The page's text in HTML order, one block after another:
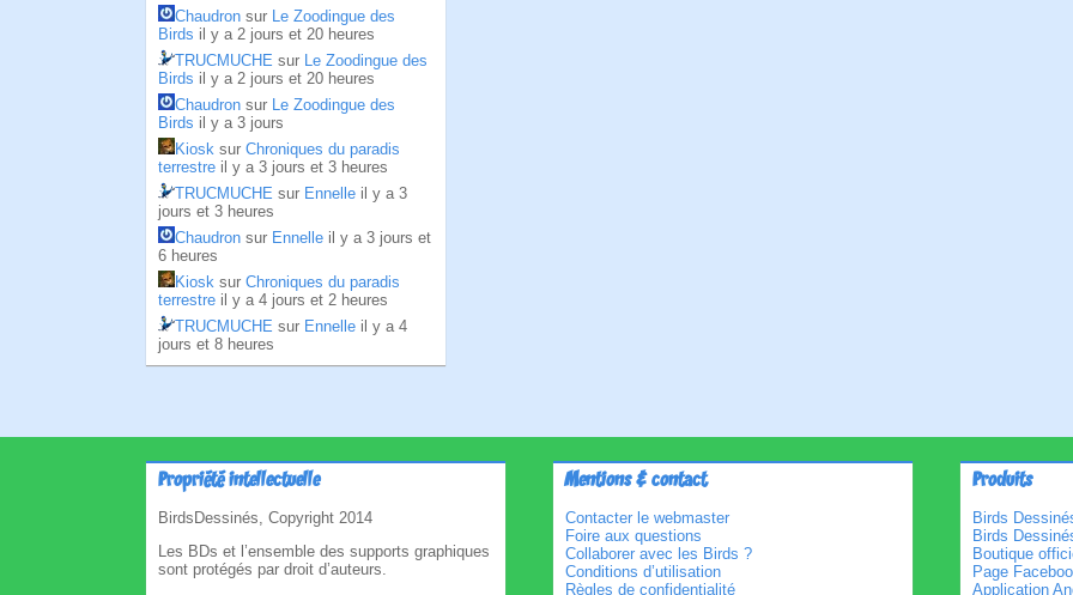
Chaudron sur Le Zoodingue des
Birds il y a 2 jours et 20 heures
TRUCMUCHE sur Le Zoodingue des
Birds il y a 2 jours et 20 heures
Chaudron sur Le Zoodingue des
Birds il y a 3 jours
Kiosk sur Chroniques du paradis
terrestre il y a 3 jours et 3 heures
TRUCMUCHE sur Ennelle il y a 3
jours et 3 heures
Chaudron sur Ennelle il y a 3 jours et
6 heures
Kiosk sur Chroniques du paradis
terrestre il y a 4 jours et 2 heures
TRUCMUCHE sur Ennelle il y a 4
jours et 8 heures
Propriété intellectuelle
BirdsDessinés, Copyright 2014
Les BDs et l’ensemble des supports graphiques
sont protégés par droit d’auteurs.
Mentions & contact
Contacter le webmaster
Foire aux questions
Collaborer avec les Birds ?
Conditions d’utilisation
Règles de confidentialité
Produits
Birds
Birds
Boutique
Page
Application